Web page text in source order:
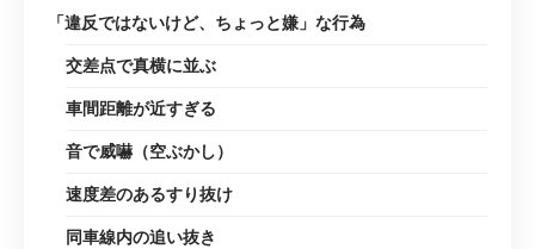
「違反ではないけど、ちょっと嫌」な行為
交差点で真横に並ぶ
車間距離が近すぎる
音で威嚇（空ぶかし）
速度差のあるすり抜け
同車線内の追い抜き